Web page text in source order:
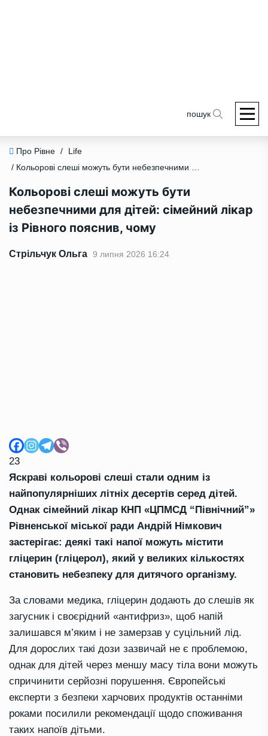
пошук
Про Рівне /
Life
/ Кольорові слеші можуть бути небезпечними для дітей: сімейний лікар із Рівного пояснив, чому
Кольорові слеші можуть бути
небезпечними для дітей: сімейний лікар
із Рівного пояснив, чому
Стрільчук Ольга 9 липня 2026 16:24
23
Яскраві кольорові слеші стали одним із
найпопулярніших літніх десертів серед дітей.
Однак сімейний лікар КНП «ЦПМСД “Північний”»
Рівненської міської ради Андрій Німкович
застерігає: деякі такі напої можуть містити
гліцерин (гліцерол), який у великих кількостях
становить небезпеку для дитячого організму.
За словами медика, гліцерин додають до слешів як
загусник і своєрідний «антифриз», щоб напій
залишався м’яким і не замерзав у суцільний лід.
Для дорослих такі дози зазвичай не є проблемою,
однак для дітей через меншу масу тіла вони можуть
спричинити серйозні порушення. Європейські
експерти з безпеки харчових продуктів останніми
роками посилили рекомендації щодо споживання
таких напоїв дітьми.